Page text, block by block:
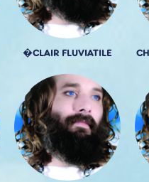
�CLAIR FLUVIATILE